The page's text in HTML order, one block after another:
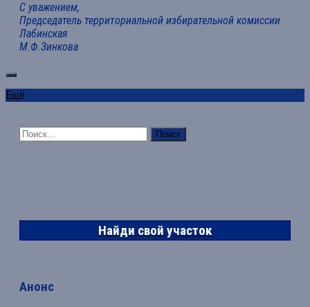
С уважением,
Председатель территориальной избирательной комиссии
Лабинская
М.Ф.Зинкова
Ещё
Найти:
Найди свой участок
Анонс